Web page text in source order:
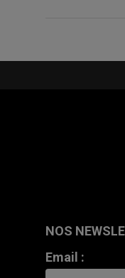
NOS
Email :